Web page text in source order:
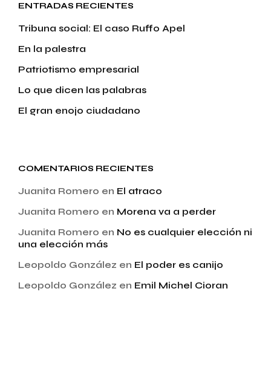
ENTRADAS RECIENTES
Tribuna social: El caso Ruffo Apel
En la palestra
Patriotismo empresarial
Lo que dicen las palabras
El gran enojo ciudadano
COMENTARIOS RECIENTES
Juanita Romero en El atraco
Juanita Romero en Morena va a perder
Juanita Romero en No es cualquier elección ni
una elección más
Leopoldo González en El poder es canijo
Leopoldo González en Emil Michel Cioran